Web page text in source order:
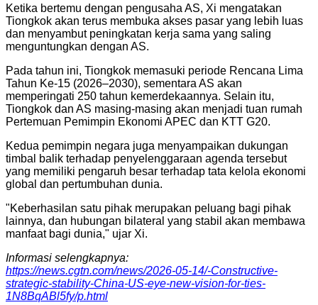
Ketika bertemu dengan pengusaha AS, Xi mengatakan
Tiongkok akan terus membuka akses pasar yang lebih luas
dan menyambut peningkatan kerja sama yang saling
menguntungkan dengan AS.
Pada tahun ini, Tiongkok memasuki periode Rencana Lima
Tahun Ke-15 (2026–2030), sementara AS akan
memperingati 250 tahun kemerdekaannya. Selain itu,
Tiongkok dan AS masing-masing akan menjadi tuan rumah
Pertemuan Pemimpin Ekonomi APEC dan KTT G20.
Kedua pemimpin negara juga menyampaikan dukungan
timbal balik terhadap penyelenggaraan agenda tersebut
yang memiliki pengaruh besar terhadap tata kelola ekonomi
global dan pertumbuhan dunia.
"Keberhasilan satu pihak merupakan peluang bagi pihak
lainnya, dan hubungan bilateral yang stabil akan membawa
manfaat bagi dunia," ujar Xi.
Informasi selengkapnya:
https://news.cgtn.com/news/2026-05-14/-Constructive-
strategic-stability-China-US-eye-new-vision-for-ties-
1N8BqABl5fy/p.html